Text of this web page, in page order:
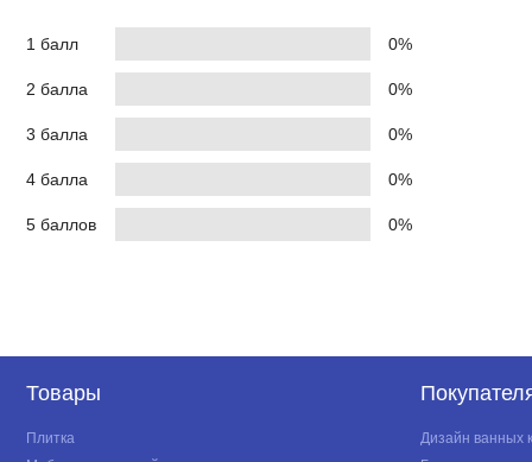
1 балл 0%
2 балла 0%
3 балла 0%
4 балла 0%
5 баллов 0%
Товары
Плитка
Дизайн ванных